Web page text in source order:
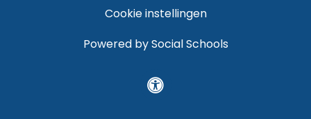
Cookie instellingen
Powered bySocial Schools